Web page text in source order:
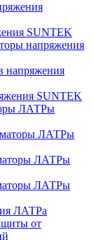
SUNTEK
напряжения
напряжения
SUNTEK
ЛАТРы
ЛАТРы
ЛАТРы
ЛАТРы
ЛАТРа
от